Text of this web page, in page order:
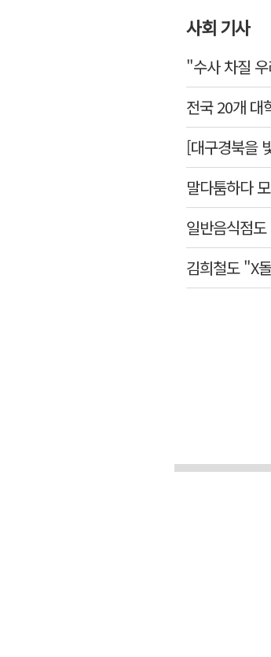
사회 기사
"수사 차질
전국 20개 대
[대구경북을
말다툼하다
일반음식점
김희철도 "X